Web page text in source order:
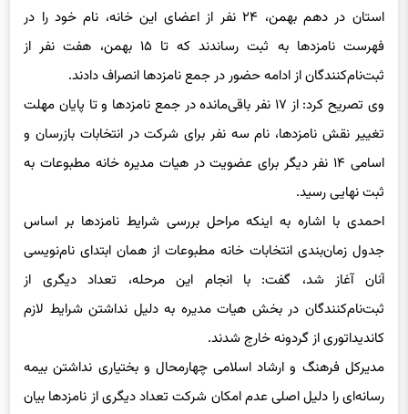
استان در دهم بهمن، ۲۴ نفر از اعضای این خانه، نام خود را در
فهرست نامزدها به ثبت رساندند که تا ۱۵ بهمن، هفت نفر از
ثبت‌نام‌کنندگان از ادامه حضور در جمع نامزدها انصراف دادند.
وی تصریح کرد: از ۱۷ نفر باقی‌مانده در جمع نامزدها و تا پایان مهلت
تغییر نقش نامزدها، نام سه نفر برای شرکت در انتخابات بازرسان و
اسامی ۱۴ نفر دیگر برای عضویت در هیات مدیره خانه مطبوعات به
ثبت نهایی رسید.
احمدی با اشاره به اینکه مراحل بررسی شرایط نامزدها بر اساس
جدول زمان‌بندی انتخابات خانه مطبوعات از همان ابتدای نام‌نویسی
آنان آغاز شد، گفت: با انجام این مرحله، تعداد دیگری از
ثبت‌نام‌کنندگان در بخش هیات مدیره به دلیل نداشتن شرایط لازم
کاندیداتوری از گردونه خارج شدند.
مدیرکل فرهنگ و ارشاد اسلامی چهارمحال و بختیاری نداشتن بیمه
رسانه‌ای را دلیل اصلی عدم امکان شرکت تعداد دیگری از نامزدها بیان